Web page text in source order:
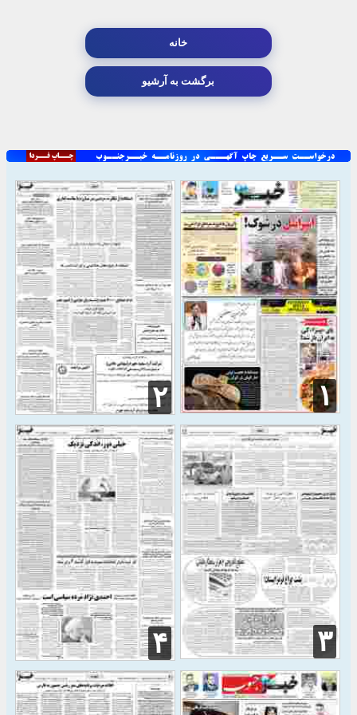
خانه
برگشت به آرشیو
۱ ۲
۳ ۴